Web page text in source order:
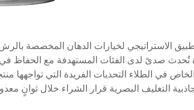
الاستراتيجي لخيارات الدهان المخصصة
تُحدث صدىً لدى الفئات المستهدفة مع الحفاظ في
في الطلاء التحديات الفريدة التي تواجهها
التغليف البصرية قرار الشراء خلال ثوانٍ